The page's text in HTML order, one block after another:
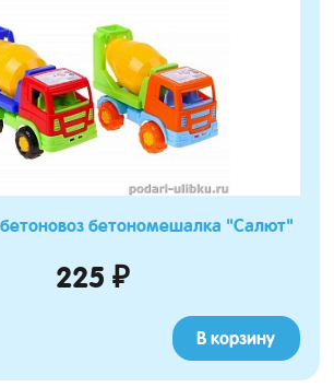
бетономешалка "Салют"
225 ₽
В корзину